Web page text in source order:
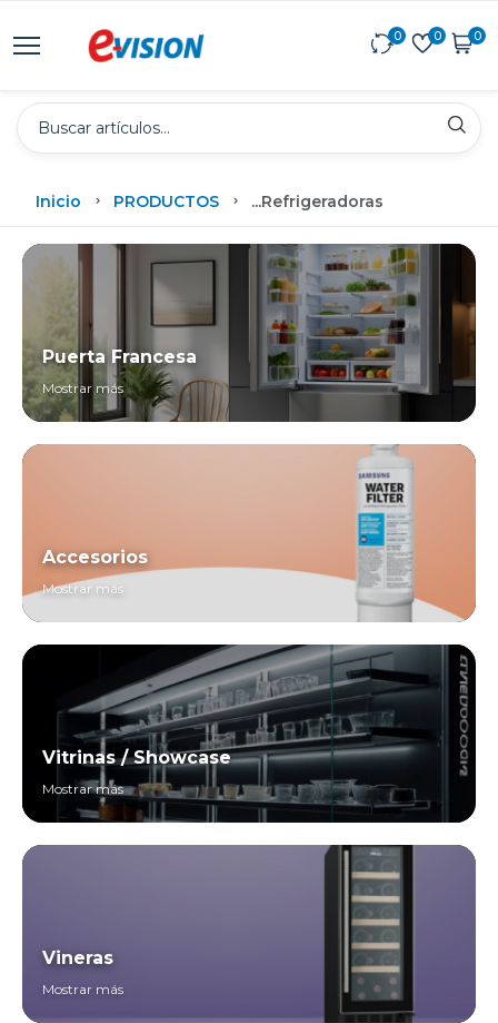
0 0 0
Inicio PRODUCTOS ...Refrigeradoras
Puerta Francesa
Mostrar más
Accesorios
Mostrar más
Vitrinas / Showcase
Mostrar más
Vineras
Mostrar más